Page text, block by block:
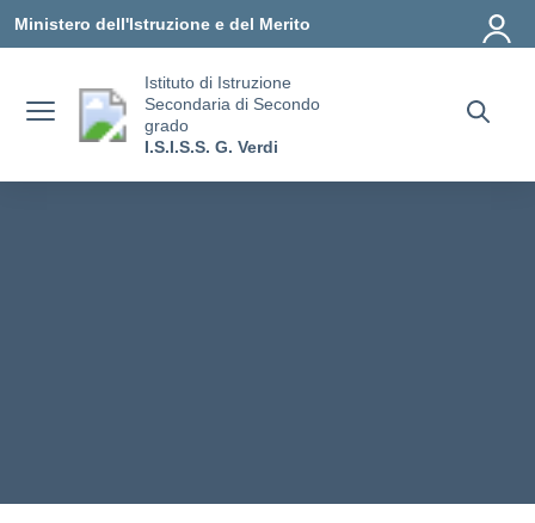
Ministero dell'Istruzione e del Merito
Istituto di Istruzione
Secondaria di Secondo
grado
I.S.I.S.S. G. Verdi